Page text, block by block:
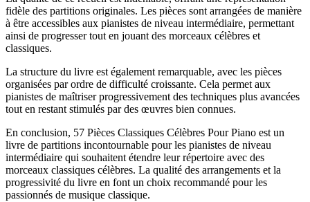
fidèle des partitions originales. Les pièces sont arrangées de manière
à être accessibles aux pianistes de niveau intermédiaire, permettant
ainsi de progresser tout en jouant des morceaux célèbres et
classiques.
La structure du livre est également remarquable, avec les pièces
organisées par ordre de difficulté croissante. Cela permet aux
pianistes de maîtriser progressivement des techniques plus avancées
tout en restant stimulés par des œuvres bien connues.
En conclusion, 57 Pièces Classiques Célèbres Pour Piano est un
livre de partitions incontournable pour les pianistes de niveau
intermédiaire qui souhaitent étendre leur répertoire avec des
morceaux classiques célèbres. La qualité des arrangements et la
progressivité du livre en font un choix recommandé pour les
passionnés de musique classique.